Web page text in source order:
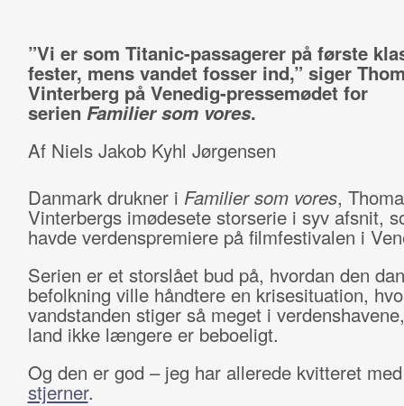
”Vi er som Titanic-passagerer på første
fester, mens vandet fosser ind,” siger
Vinterberg på Venedig-pressemødet for
serien Familier som vores.
Af Niels Jakob Kyhl Jørgensen
Danmark drukner i Familier som vores,
Vinterbergs imødesete storserie i syv afsnit,
havde verdenspremiere på filmfestivalen i
Serien er et storslået bud på, hvordan den
befolkning ville håndtere en krisesituation,
vandstanden stiger så meget i
land ikke længere er beboeligt.
Og den er god – jeg har allerede kvitteret
stjerner.